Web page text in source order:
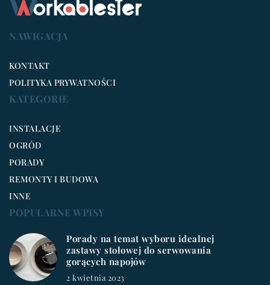
NAWIGACJA
KONTAKT
POLITYKA PRYWATNOŚCI
KATEGORIE
INSTALACJE
OGRÓD
PORADY
REMONTY I BUDOWA
INNE
POPULARNE WPISY
Porady na temat wyboru idealnej
zastawy stołowej do serwowania
gorących napojów
2 kwietnia 2023